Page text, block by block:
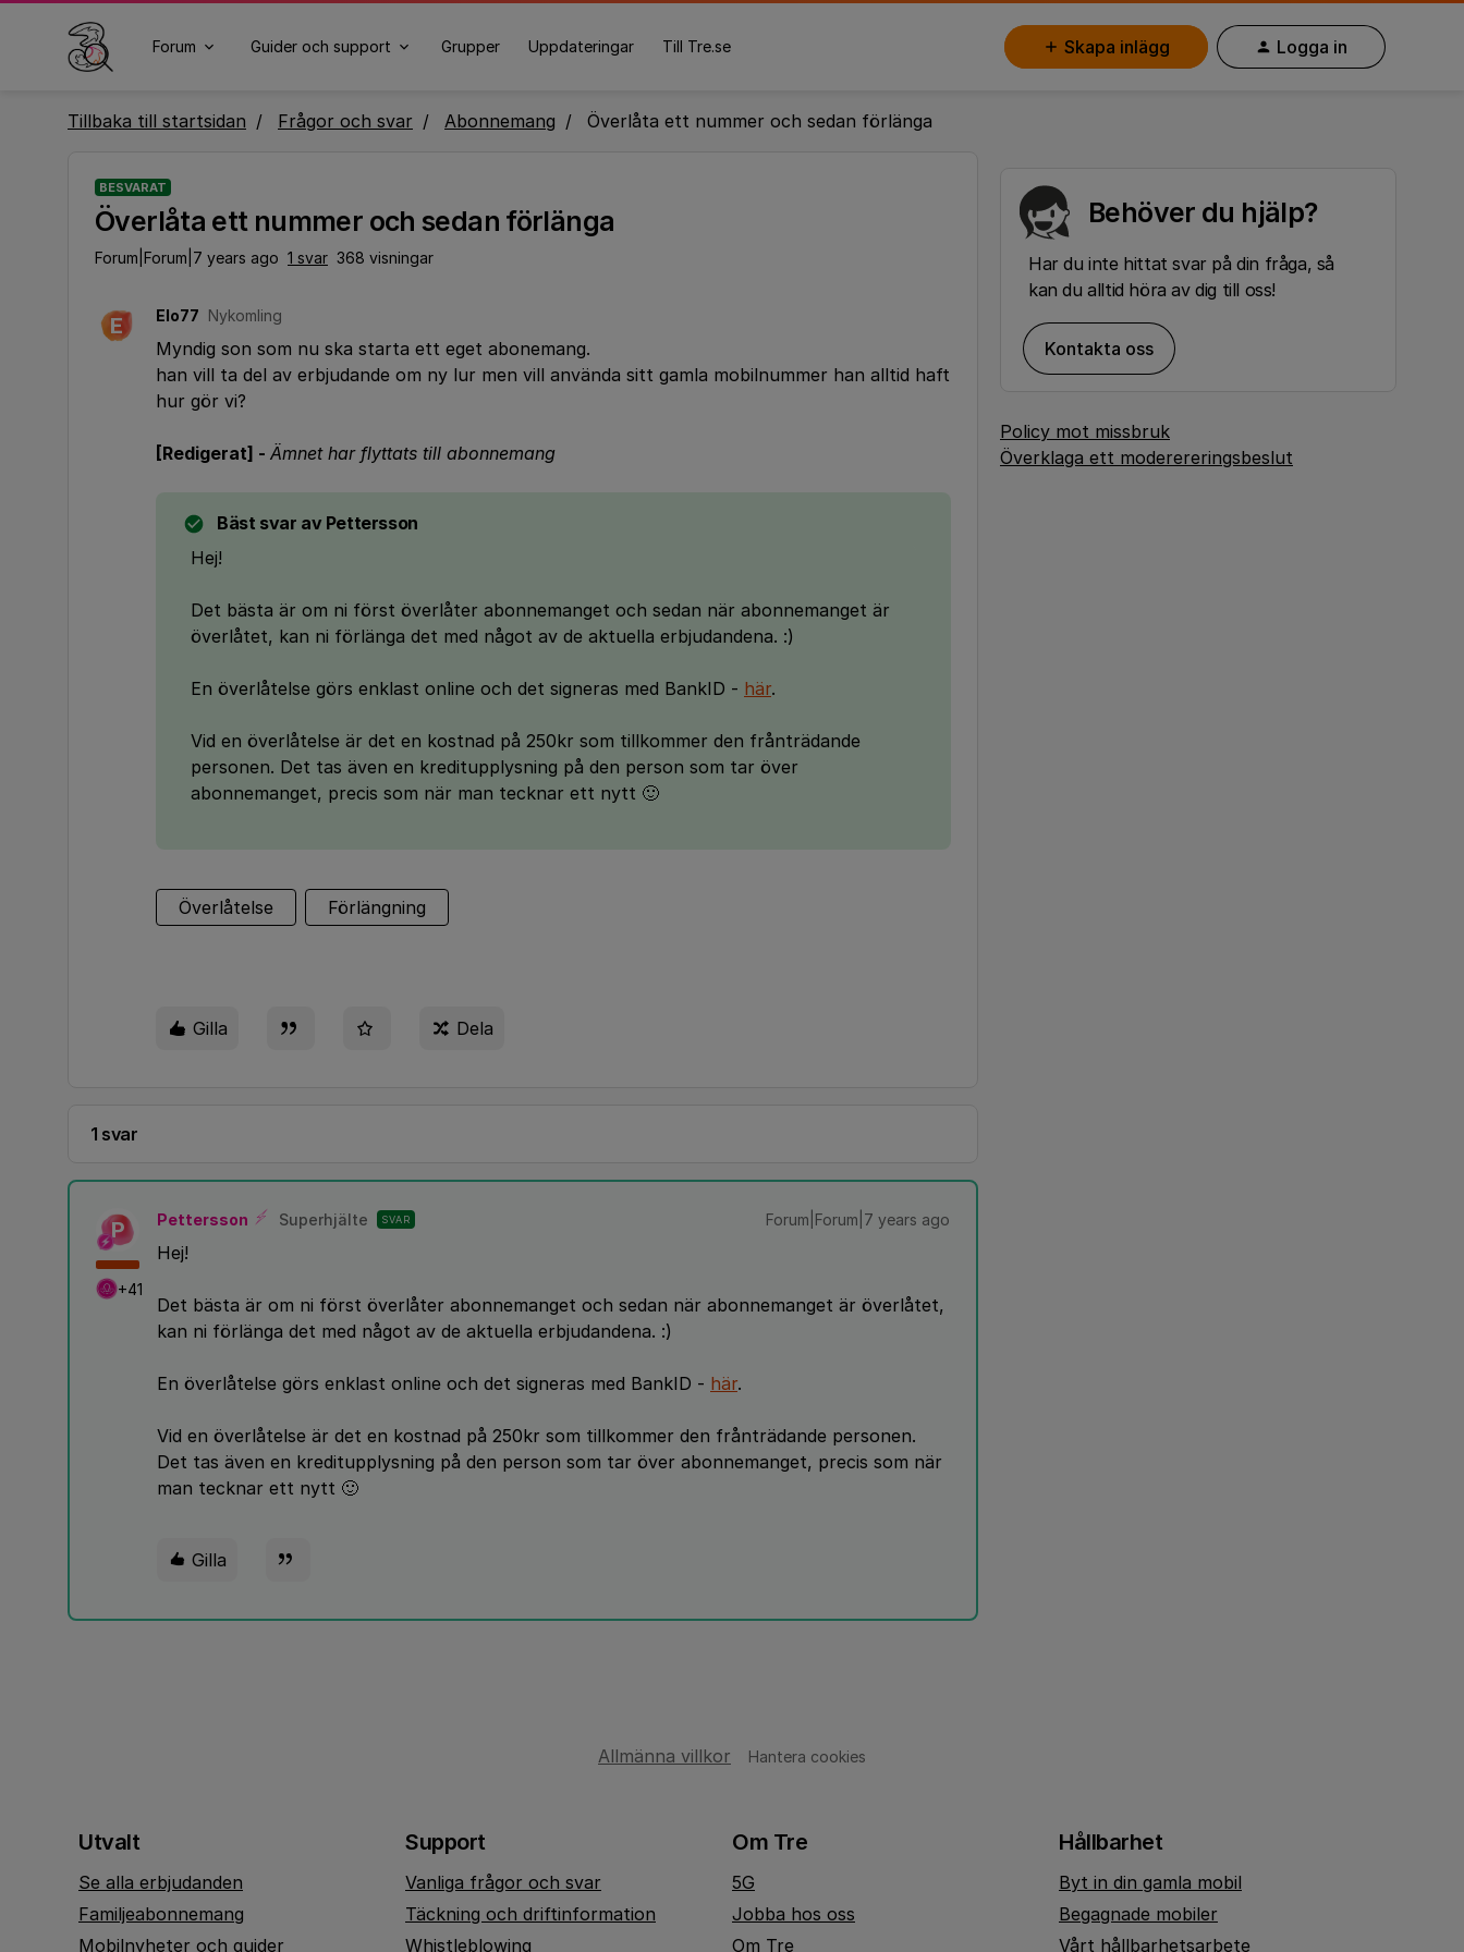
Forum Guider och support Grupper Uppdateringar Till Tre.se Skapa inlägg Logga in
Tillbaka till startsidan Frågor och svar Abonnemang Överlåta ett nummer och sedan förlänga
BESVARAT
Överlåta ett nummer och sedan förlänga
Forum|Forum|7 years ago 1 svar 368 visningar
E Elo77 Nykomling
Myndig son som nu ska starta ett eget abonemang.
han vill ta del av erbjudande om ny lur men vill använda sitt gamla mobilnummer han alltid haft
hur gör vi?
[Redigerat] - Ämnet har flyttats till abonnemang
Bäst svar av Pettersson
Hej!
Det bästa är om ni först överlåter abonnemanget och sedan när abonnemanget är
överlåtet, kan ni förlänga det med något av de aktuella erbjudandena. :)
En överlåtelse görs enklast online och det signeras med BankID - här.
Vid en överlåtelse är det en kostnad på 250kr som tillkommer den frånträdande
personen. Det tas även en kreditupplysning på den person som tar över
abonnemanget, precis som när man tecknar ett nytt 🙂
Överlåtelse Förlängning
Gilla Dela
1 svar
P
+41
Pettersson Superhjälte SVAR Forum|Forum|7 years ago
Hej!
Det bästa är om ni först överlåter abonnemanget och sedan när abonnemanget är överlåtet,
kan ni förlänga det med något av de aktuella erbjudandena. :)
En överlåtelse görs enklast online och det signeras med BankID - här.
Vid en överlåtelse är det en kostnad på 250kr som tillkommer den frånträdande personen.
Det tas även en kreditupplysning på den person som tar över abonnemanget, precis som när
man tecknar ett nytt 🙂
Gilla
Behöver du hjälp?
Har du inte hittat svar på din fråga, så
kan du alltid höra av dig till oss!
Kontakta oss
Policy mot missbruk
Överklaga ett moderereringsbeslut
Allmänna villkor Hantera cookies
Utvalt
Se alla erbjudanden
Familjeabonnemang
Mobilnyheter och guider
Support
Vanliga frågor och svar
Täckning och driftinformation
Whistleblowing
Om Tre
5G
Jobba hos oss
Om Tre
Hållbarhet
Byt in din gamla mobil
Begagnade mobiler
Vårt hållbarhetsarbete